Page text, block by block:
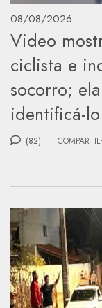
08/08/2026
Video
ciclista e
socorro;
identificá-lo
(82)